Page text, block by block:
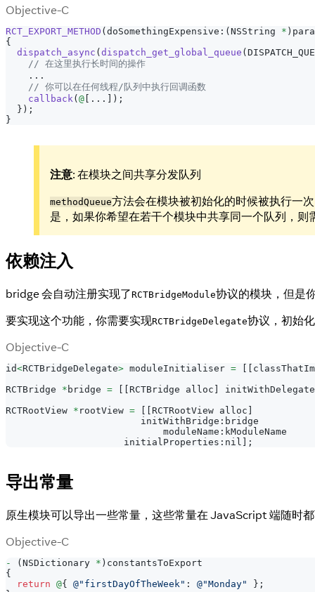
Objective-C
RCT_EXPORT_METHOD ( doSomethingExpensive : ( NSString * )
{
dispatch_async ( dispatch_get_global_queue (
// 在这里执行长时间的操作
. . .
// 你可以在任何线程/队列中执行回调函数
callback( @ . . . ) ;
} ) ;
}
注意: 在模块之间共享分发队列
methodQueue方法会在模块被初始化的时候被执行一
是，如果你希望在若干个模块中共享同一个队列，
依赖注入
bridge 会自动注册实现了RCTBridgeModule协议的模块，但是
要实现这个功能，你需要实现RCTBridgeDelegate协议，初始化
Objective-C
id<RCTBridgeDelegate> moduleInitialiser =
RCTBridge * bridge = RCTBridge alloc
initWithDelegate
RCTRootView * rootView = RCTRootView alloc
                        initWithBridge
: bridge
                            moduleName
: kModuleName
                     initialProperties
: nil ;
导出常量
原生模块可以导出一些常量，这些常量在 JavaScript 端随时
Objective-C
- ( NSDictionary * ) constantsToExport
{
return @{ @"firstDayOfTheWeek" : @"Monday" } ;